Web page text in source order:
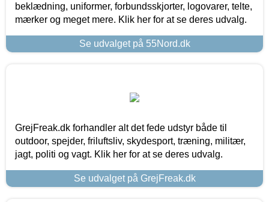
beklædning, uniformer, forbundsskjorter, logovarer, telte,
mærker og meget mere. Klik her for at se deres udvalg.
Se udvalget på 55Nord.dk
GrejFreak.dk forhandler alt det fede udstyr både til
outdoor, spejder, friluftsliv, skydesport, træning, militær,
jagt, politi og vagt. Klik her for at se deres udvalg.
Se udvalget på GrejFreak.dk